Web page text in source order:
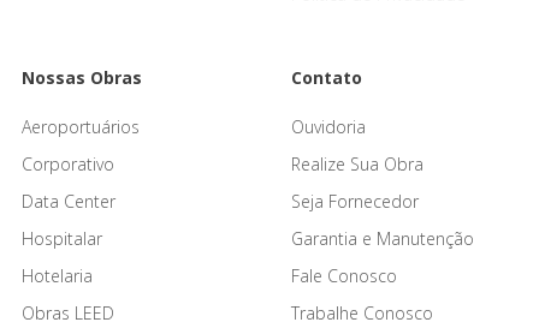
Nossas Obras
Aeroportuários
Corporativo
Data Center
Hospitalar
Hotelaria
Obras LEED
Contato
Ouvidoria
Realize Sua Obra
Seja Fornecedor
Garantia e Manutenção
Fale Conosco
Trabalhe Conosco